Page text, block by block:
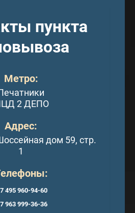
пункта
Метро:
2 ДЕПО
Адрес:
дом 59, стр.
1
495 960-94-60
963 999-36-36